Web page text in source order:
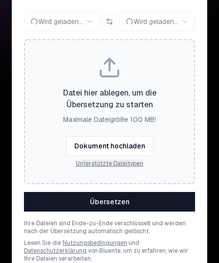
Wird geladen... Wird geladen...
Datei hier ablegen, um die
Übersetzung zu starten
Maximale Dateigröße 100 MB!
Dokument hochladen
Unterstützte Dateitypen
Übersetzen
Ihre Dateien sind Ende-zu-Ende verschlüsselt und werden
nach der Übersetzung automatisch gelöscht.
Lesen Sie die Nutzungsbedingungen und
Datenschutzerklärung von Bluente, um zu erfahren, wie wir
Ihre Dateien verarbeiten.